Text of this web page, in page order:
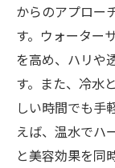
からのアプロー
す。ウォーター
を高め、ハリや
す。また、冷水
しい時間でも手
えば、温水でハ
と美容効果を同